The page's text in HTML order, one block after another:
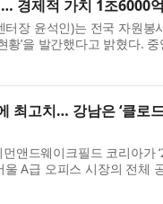
경제적 가치 1조6000
장 윤석인)는 전국 자원봉
’을 발간했다고 밝혔다.
1365 자원봉사포털 기반 ...
최고치… 강남은 ‘클로
앤드웨이크필드 코리아가
울 A급 오피스 시장의 전체
이후 약 5년 만에 가...